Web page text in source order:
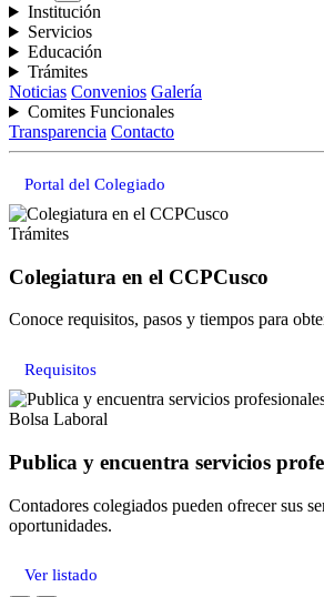
Institución
Servicios
Educación
Trámites
Noticias Convenios Galería
Comites Funcionales
Transparencia Contacto
Portal del Colegiado
Trámites
Colegiatura en el CCPCusco
Conoce requisitos, pasos y tiempos para
Requisitos
Bolsa Laboral
Publica y encuentra servicios
Contadores colegiados pueden ofrecer sus
oportunidades.
Ver listado